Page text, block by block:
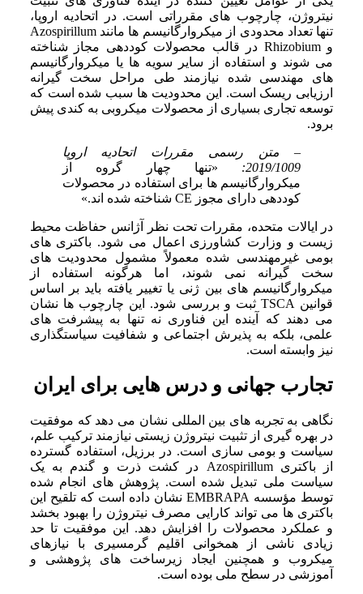
نیتروژن، چارچوب های مقرراتی است. در اتحادیه اروپا،
تنها تعداد محدودی از میکروارگانیسم ها مانند Azospirillum
و Rhizobium در قالب محصولات کوددهی مجاز شناخته
می شوند و استفاده از سایر سویه ها یا میکروارگانیسم
های مهندسی شده نیازمند طی مراحل سخت گیرانه
ارزیابی ریسک است. این محدودیت ها سبب شده است که
توسعه تجاری بسیاری از محصولات میکروبی به کندی پیش
برود.
– متن رسمی مقررات اتحادیه اروپا
2019/1009:
«تنها چهار گروه از
میکروارگانیسم ها برای استفاده در محصولات
کوددهی دارای مجوز CE شناخته شده اند.»
در ایالات متحده، مقررات تحت نظر آژانس حفاظت محیط
زیست و وزارت کشاورزی اعمال می شود. باکتری های
بومی غیرمهندسی شده معمولاً مشمول محدودیت های
سخت گیرانه نمی شوند، اما هرگونه استفاده از
میکروارگانیسم های بین ژنی یا تغییر یافته باید بر اساس
قوانین TSCA ثبت و بررسی شود. این چارچوب ها نشان
می دهند که آینده این فناوری نه تنها به پیشرفت های
علمی، بلکه به پذیرش اجتماعی و شفافیت سیاستگذاری
نیز وابسته است.
تجارب جهانی و درس هایی برای ایران
نگاهی به تجربه های بین المللی نشان می دهد که موفقیت
در بهره گیری از تثبیت نیتروژن زیستی نیازمند ترکیب علم،
سیاست و بومی سازی است. در برزیل، استفاده گسترده
از باکتری Azospirillum در کشت ذرت و گندم به یک
سیاست ملی تبدیل شده است. پژوهش های انجام شده
توسط مؤسسه EMBRAPA نشان داده است که تلقیح این
باکتری ها می تواند کارایی مصرف نیتروژن را بهبود بخشد
و عملکرد محصولات را افزایش دهد. این موفقیت تا حد
زیادی ناشی از همخوانی اقلیم گرمسیری با نیازهای
میکروب و همچنین ایجاد زیرساخت های پژوهشی و
آموزشی در سطح ملی بوده است.